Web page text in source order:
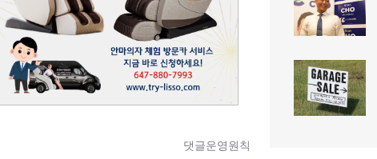
댓글운영원칙